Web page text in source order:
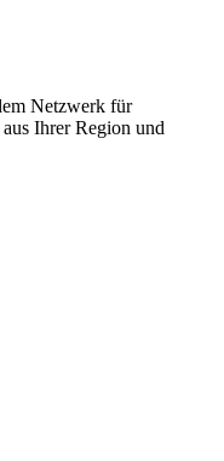
Netzwerk für
Ihrer Region und